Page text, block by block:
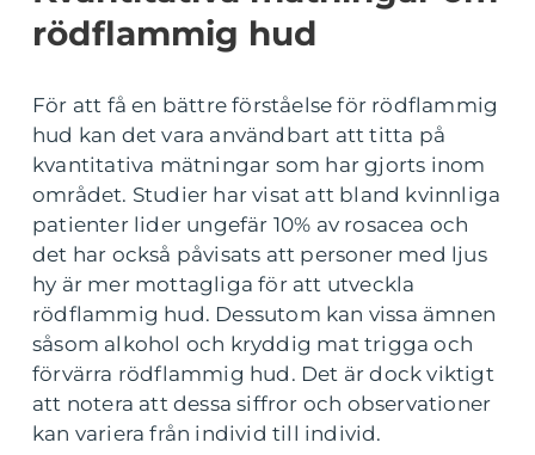
rödflammig hud
För att få en bättre förståelse för rödflammig
hud kan det vara användbart att titta på
kvantitativa mätningar som har gjorts inom
området. Studier har visat att bland kvinnliga
patienter lider ungefär 10% av rosacea och
det har också påvisats att personer med ljus
hy är mer mottagliga för att utveckla
rödflammig hud. Dessutom kan vissa ämnen
såsom alkohol och kryddig mat trigga och
förvärra rödflammig hud. Det är dock viktigt
att notera att dessa siffror och observationer
kan variera från individ till individ.